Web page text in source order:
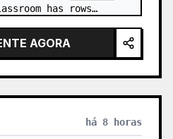
has rows…
AGORA
há 8 horas